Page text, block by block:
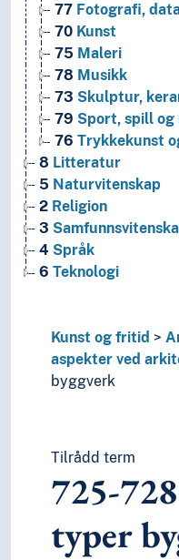
77 Fotografi,
70 Kunst
75 Maleri
78 Musikk
73 Skulptur,
79 Sport, spill og
76 Trykkekunst
8 Litteratur
5 Naturvitenskap
2 Religion
3
4 Språk
6 Teknologi
Kunst og fritid
aspekter ved
byggverk
Tilrådd term
725-728
typer